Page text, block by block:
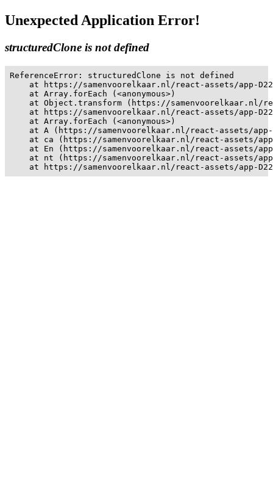
Unexpected Application Error!
structuredClone is not defined
ReferenceError: structuredClone is not defined
at https://samenvoorelkaar.nl/react-assets/app-
    at Array.forEach (<anonymous>)
at Object.transform (https://samenvoorelkaar.nl/
at https://samenvoorelkaar.nl/react-assets/app-
    at Array.forEach (<anonymous>)
at A (https://samenvoorelkaar.nl/react-assets/
at ca (https://samenvoorelkaar.nl/react-assets/
at En (https://samenvoorelkaar.nl/react-assets/
at nt (https://samenvoorelkaar.nl/react-assets/
at https://samenvoorelkaar.nl/react-assets/app-